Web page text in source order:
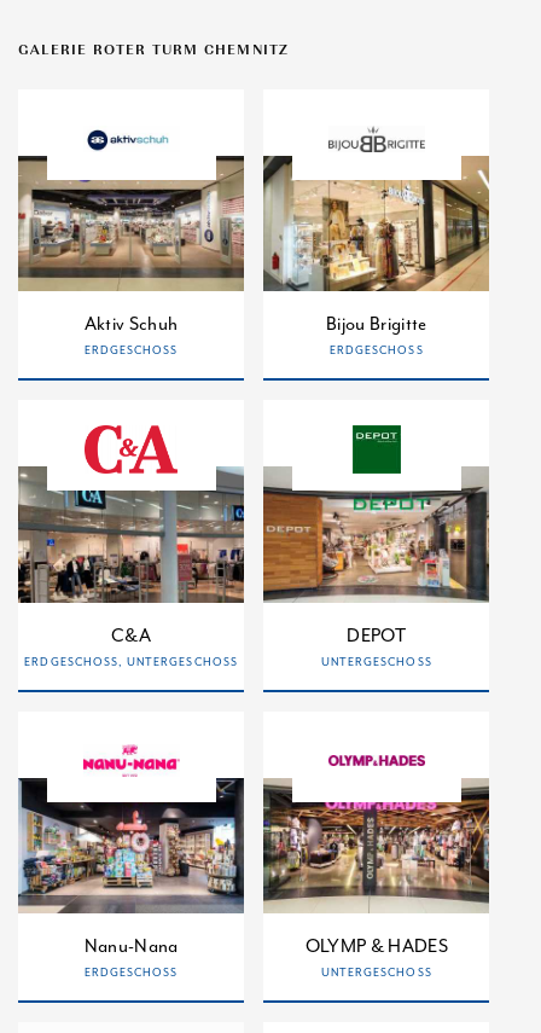
GALERIE ROTER TURM CHEMNITZ
Aktiv Schuh
ERDGESCHOSS
Bijou Brigitte
ERDGESCHOSS
C&A
ERDGESCHOSS, UNTERGESCHOSS
DEPOT
UNTERGESCHOSS
Nanu-Nana
ERDGESCHOSS
OLYMP & HADES
UNTERGESCHOSS